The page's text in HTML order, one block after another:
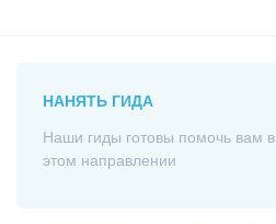
НАНЯТЬ ГИДА
Наши гиды готовы помочь вам в
этом направлении